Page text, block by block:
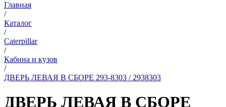
Главная
/
Каталог
/
Caterpillar
/
Кабина и кузов
/
ДВЕРЬ ЛЕВАЯ В СБОРЕ 293-8303 / 2938303
ДВЕРЬ ЛЕВАЯ В СБОРЕ